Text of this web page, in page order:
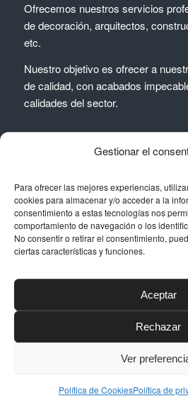
Gestionar el
Para ofrecer las mejores experiencias,
cookies para almacenar y/o acceder a la
consentimiento a estas tecnologías nos
comportamiento de navegación o los
No consentir o retirar el consentimiento,
ciertas características y funciones.
Aceptar
Rechazar
Ver
Política de CookiesPolítica de
Ofrecemos nuestros servicios
de decoración, arquitectos,
etc.
Nuestro objetivo es ofrecer a
de calidad, con acabados
calidades del sector.
DATOS DE CONTACTO
Dirección
Calle Níquel, 24, Polígono La
taller@dstapiceria.com
952 861 712 – 661 287 012